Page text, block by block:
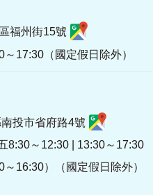
福州街15號
17:30（國定假日除外）
投市省府路4號
8:30～12:30 | 13:30～17:30
～16:30）（國定假日除外）